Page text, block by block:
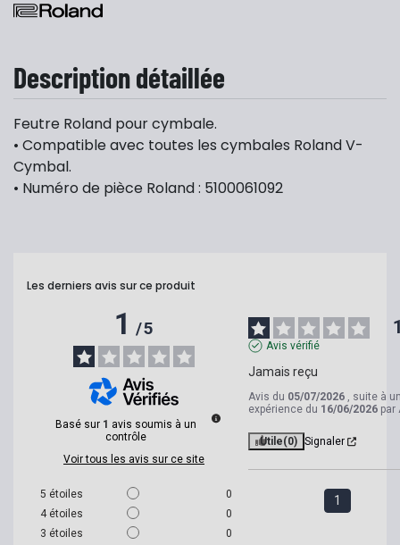
Description détaillée
Feutre Roland pour cymbale.
• Compatible avec toutes les cymbales Roland V-
Cymbal.
• Numéro de pièce Roland : 5100061092
Les derniers avis sur ce produit
1/5
Basé sur 1 avis soumis à un
contrôle
Voir tous les avis sur ce site
5 étoiles
0
4 étoiles
0
3 étoiles
0
Avis vérifié
Jamais reçu
Avis du 05/07/2026 , suite à
expérience du 16/06/2026 par
Utile(0) Signaler
1